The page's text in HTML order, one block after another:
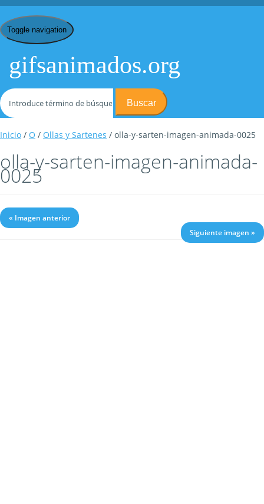
Toggle navigation
gifsanimados.org
Buscar
Inicio / O / Ollas y Sartenes / olla-y-sarten-imagen-animada-0025
olla-y-sarten-imagen-animada-
0025
« Imagen anterior
Siguiente imagen »